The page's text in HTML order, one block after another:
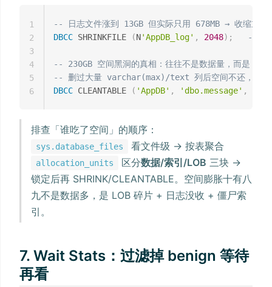
-- 日志文件涨到 13GB 但实际只用 678MB → 收缩立竿
DBCC SHRINKFILE (N'AppDB_log' , 2048) ; -- 收
-- 230GB 空间黑洞的真相：往往不是数据量，而是 LOB
-- 删过大量 varchar(max)/text 列后空间不还，用
DBCC CLEANTABLE ( 'AppDB' , 'dbo.message' ,
1
2
3
4
5
6
排查「谁吃了空间」的顺序：
sys.database_files 看文件级 → 按表聚合
allocation_units 区分数据/索引/LOB 三块 →
锁定后再 SHRINK/CLEANTABLE。空间膨胀十有八
九不是数据多，是 LOB 碎片 + 日志没收 + 僵尸索
引。
7. Wait Stats：过滤掉 benign 等待
再看